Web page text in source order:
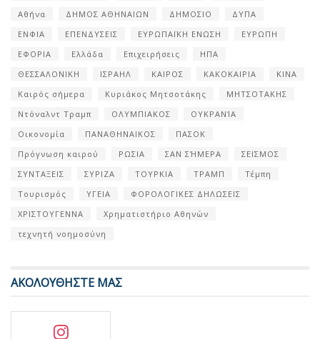
Αθήνα
ΔΗΜΟΣ ΑΘΗΝΑΙΩΝ ΔΗΜΟΣΙΟ
ΔΥΠΑ
ΕΝΦΙΑ
ΕΠΕΝΔΥΣΕΙΣ ΕΥΡΩΠΑΪΚΗ ΕΝΩΣΗ
ΕΥΡΩΠΗ
ΕΦΟΡΙΑ
Ελλάδα Επιχειρήσεις
ΗΠΑ
ΘΕΣΣΑΛΟΝΙΚΗ
ΙΣΡΑΗΛ ΚΑΙΡΟΣ ΚΑΚΟΚΑΙΡΙΑ
ΚΙΝΑ
Καιρός σήμερα
Κυριάκος Μητσοτάκης
ΜΗΤΣΟΤΑΚΗΣ
Ντόναλντ Τραμπ
ΟΛΥΜΠΙΑΚΟΣ
ΟΥΚΡΑΝΊΑ
Οικονομία
ΠΑΝΑΘΗΝΑΙΚΟΣ
ΠΑΣΟΚ
Πρόγνωση καιρού
ΡΩΣΙΑ ΣΑΝ ΣΉΜΕΡΑ
ΣΕΙΣΜΟΣ
ΣΥΝΤΑΞΕΙΣ
ΣΥΡΙΖΑ ΤΟΥΡΚΙΑ ΤΡΑΜΠ
Τέμπη
Τουρισμός
ΥΓΕΙΑ
ΦΟΡΟΛΟΓΙΚΕΣ ΔΗΛΩΣΕΙΣ
ΧΡΙΣΤΟΥΓΕΝΝΑ
Χρηματιστήριο Αθηνών
τεχνητή νοημοσύνη
ΑΚΟΛΟΥΘΗΣΤΕ ΜΑΣ